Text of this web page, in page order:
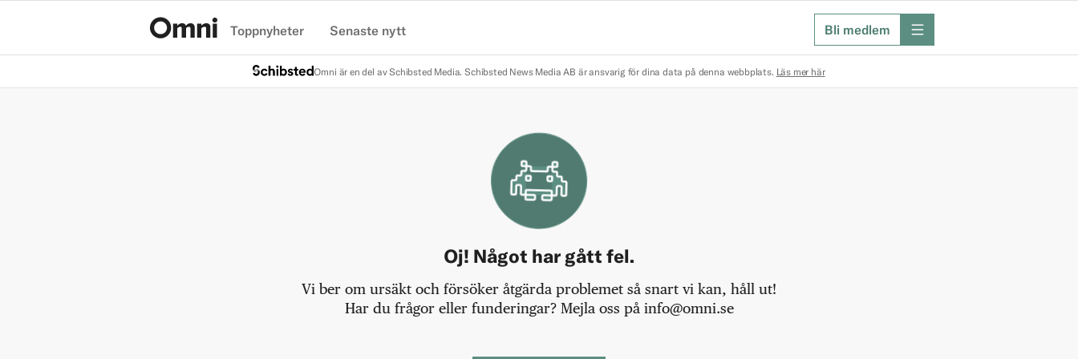
Toppnyheter Senaste nytt Bli medlem meny
Omni är en del av Schibsted Media. Schibsted News Media AB är ansvarig för dina data på denna webbplats. Läs mer här
Oj! Något har gått fel.
Vi ber om ursäkt och försöker åtgärda problemet så snart vi kan, håll ut!
Har du frågor eller funderingar? Mejla oss på info@omni.se